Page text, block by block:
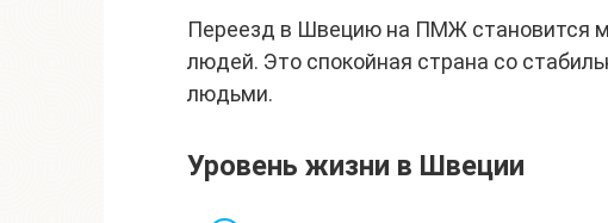
Переезд в Швецию на ПМЖ становится
людей. Это спокойная страна со
людьми.
Уровень жизни в Швеции